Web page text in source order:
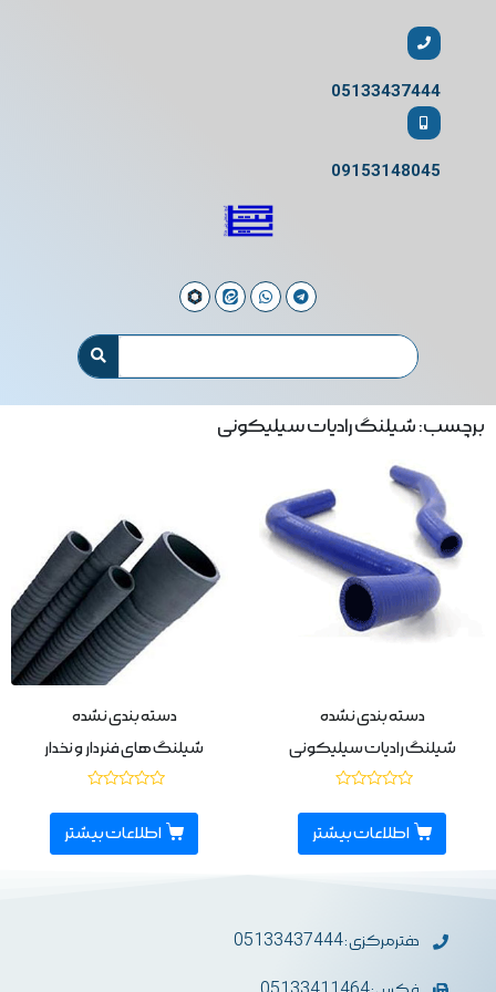
05133437444
09153148045
برچسب: شیلنگ رادیات سیلیکونی
دسته بندی نشده
شیلنگ رادیات سیلیکونی
0
از
5اطلاعات بیشتر
دسته بندی نشده
شیلنگ های فنردار و نخدار
0
از
5اطلاعات بیشتر
دفترمرکزی : 05133437444